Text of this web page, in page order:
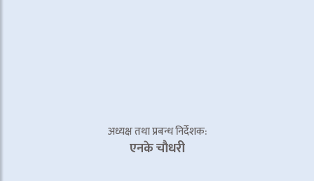
अध्यक्ष तथा प्रबन्ध निर्देशक:
एनके चाैधरी